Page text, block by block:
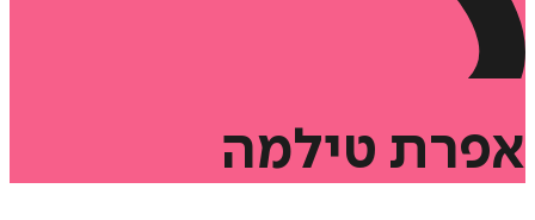
אפרת טילמה